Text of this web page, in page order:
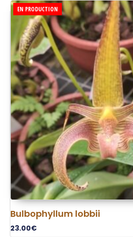
EN PRODUCTION
Bulbophyllum lobbii
23.00€